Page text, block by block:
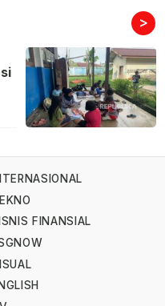
>
FINANSIAL